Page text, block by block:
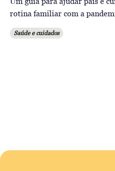
rotina familiar com a
Saúde e cuidados